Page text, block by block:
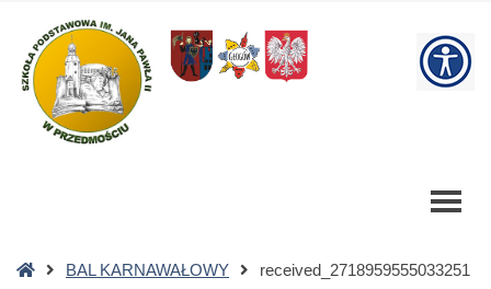
Szkoła
Podstawowa
StronaBAL KARNAWAŁOWY received_2718959555033251